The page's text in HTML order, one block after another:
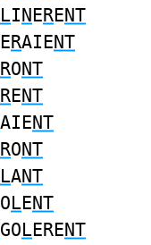
LINERENT
RAIENT
RONT
RENT
AIENT
RONT
LANT
LENT
GOLERENT